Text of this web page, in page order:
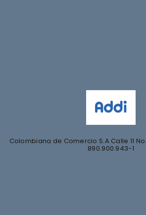
Colombiana de Comercio S.A Calle 11
890.900.943-1